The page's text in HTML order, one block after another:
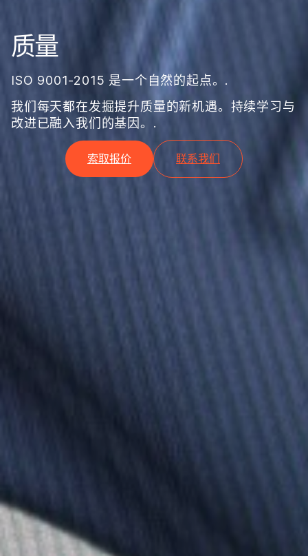
质量
ISO 9001-2015 是一个自然的起点。.
我们每天都在发掘提升质量的新机遇。持续学习与
改进已融入我们的基因。.
索取报价 联系我们